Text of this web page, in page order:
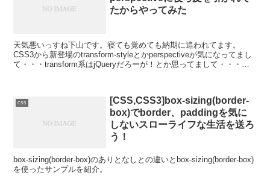
たからやってみた
天気悪いっすね下山です。寝ても覚めても納期に追われてます。
CSS3から新登場のtransform-styleとかperspectiveが気になってまし
て・・・transform系はjQueryだろーが！とか思ってまして・・・食
css
[CSS,CSS3]box-sizing(border-
box)でborder、paddingを気に
しないスローライフな生活を送ろ
う！
box-sizing(border-box)のありとなしとの違いとbox-sizing(border-box)
を使ったサンプルを紹介。